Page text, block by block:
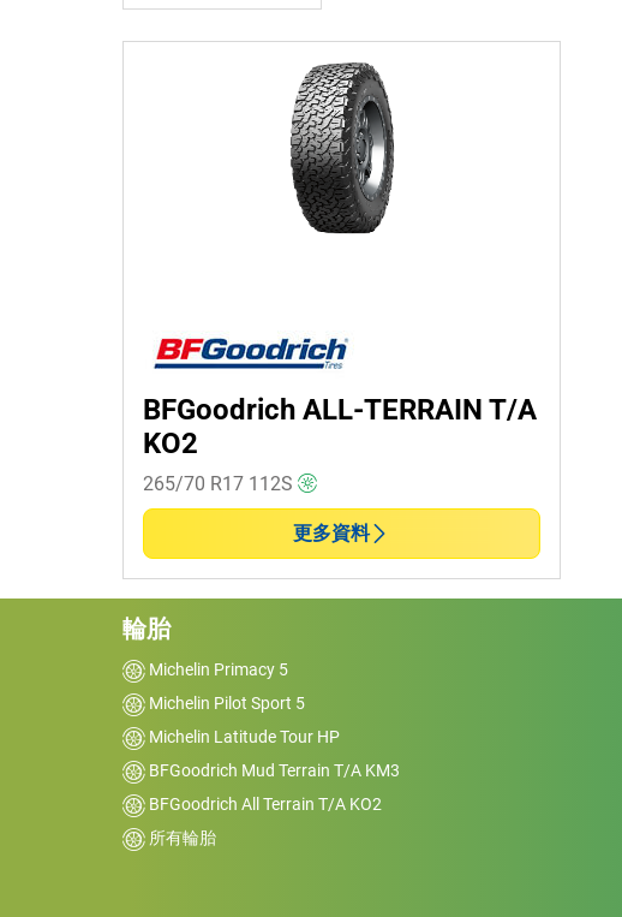
商用 (0)
RV (0)
非防爆 (1)
BFGoodrich ALL-TERRAIN T/A
KO2
265/70 R17 112S
更多資料
輪胎
Michelin Primacy 5
Michelin Pilot Sport 5
Michelin Latitude Tour HP
BFGoodrich Mud Terrain T/A KM3
BFGoodrich All Terrain T/A KO2
所有輪胎